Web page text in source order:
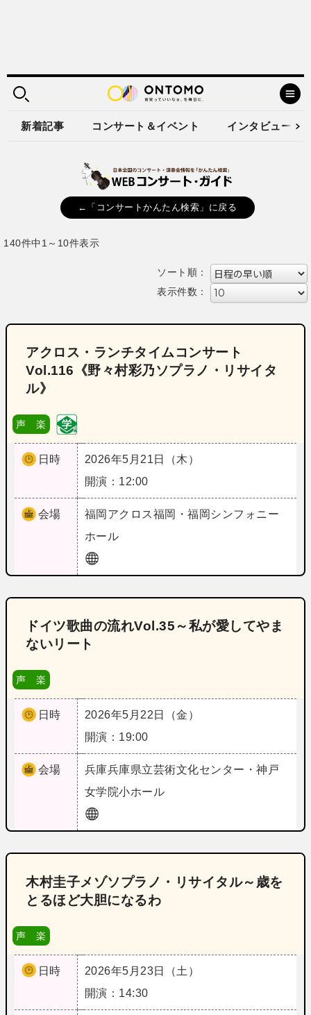
新着記事 コンサート＆イベント インタビュー
←「コンサートかんたん検索」に戻る
140件中1～10件表示
ソート順：
表示件数：
アクロス・ランチタイムコンサート
Vol.116《野々村彩乃ソプラノ・リサイタ
ル》
声 楽
日時
2026年5月21日（木）
開演：12:00
会場 福岡 アクロス福岡・福岡シンフォニー
ホール
ドイツ歌曲の流れVol.35～私が愛してやま
ないリート
声 楽
日時
2026年5月22日（金）
開演：19:00
会場 兵庫兵庫県立芸術文化センター・神戸
女学院小ホール
木村圭子メゾソプラノ・リサイタル～歳を
とるほど大胆になるわ
声 楽
日時
2026年5月23日（土）
開演：14:30